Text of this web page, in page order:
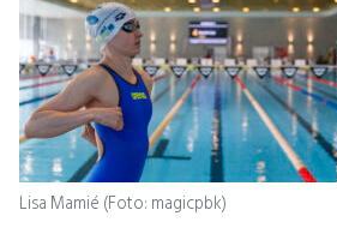
Lisa Mamié (Foto: magicpbk)